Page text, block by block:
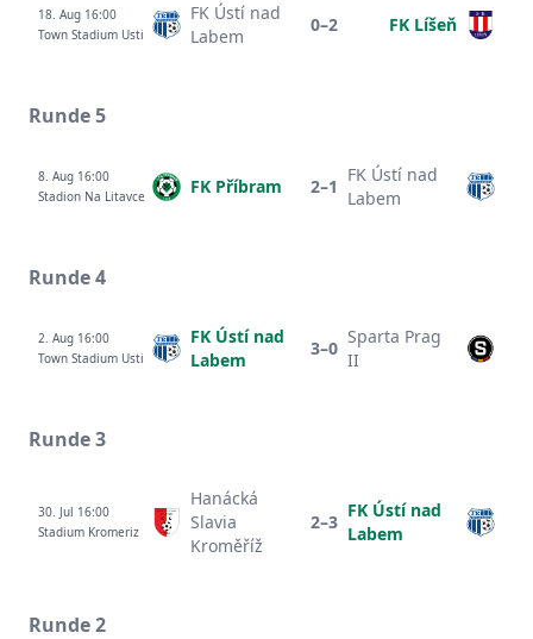
18. Aug 16:00
Town Stadium Usti
FK Ústí nad
Labem
0–2 FK Líšeň
Runde 5
8. Aug 16:00
Stadion Na Litavce
FK Příbram 2–1
FK Ústí nad
Labem
Runde 4
2. Aug 16:00
Town Stadium Usti
FK Ústí nad
Labem
3–0
Sparta Prag
II
Runde 3
30. Jul 16:00
Stadium Kromeriz
Hanácká
Slavia
Kroměříž
2–3
FK Ústí nad
Labem
Runde 2